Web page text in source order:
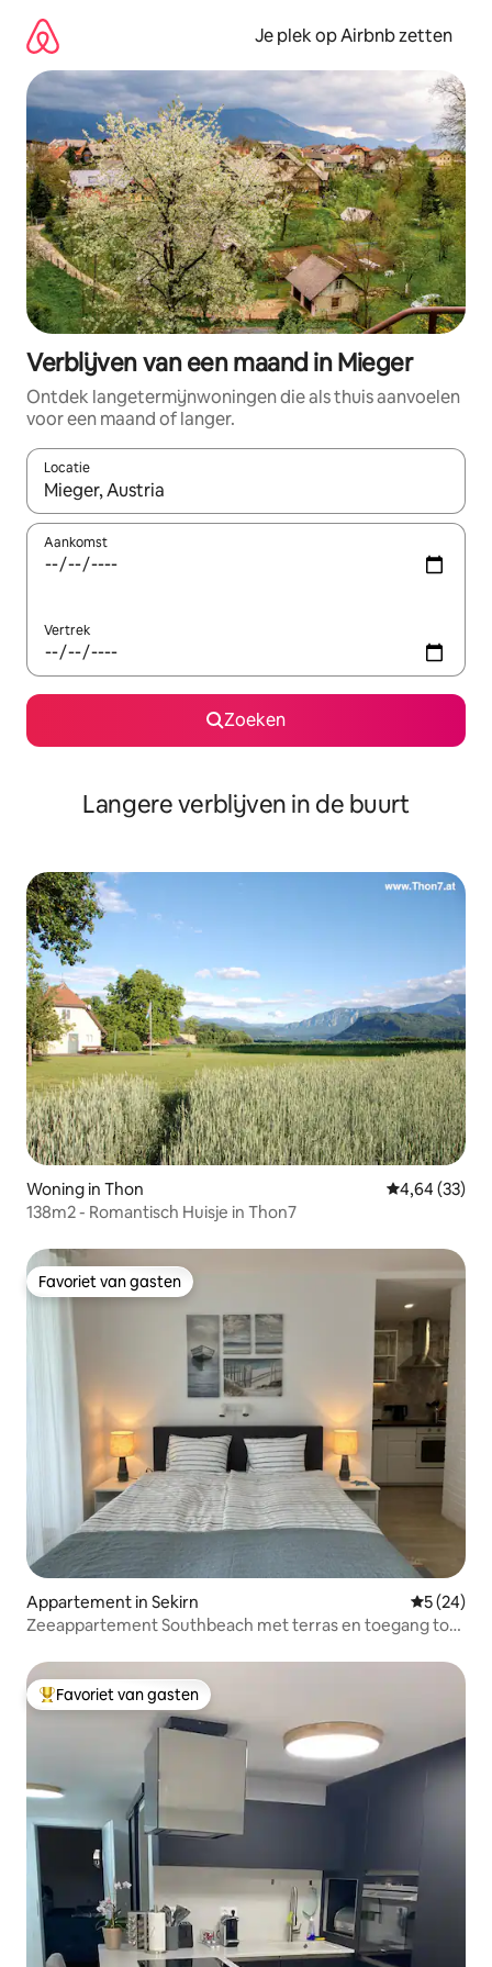
direct
naar
inhoud
Je plek op Airbnb zetten
Verblijven van een maand in Mieger
Ontdek langetermijnwoningen die als thuis aanvoelen
voor een maand of langer.
Locatie
Wanneer er resultaten beschikbaar zijn, maak je een keuze
Aankomst
Vertrek
Zoeken
Langere verblijven in de buurt
Woning in Thon Gemiddelde
4,64 (33)
138m2 - Romantisch Huisje in Thon7
Favoriet van gasten
Favoriet van gasten
Appartement in Sekirn
5 (24)
Zeeappartement Southbeach met terras en toegang tot
Topfavoriet van gasten
Favoriet van gasten